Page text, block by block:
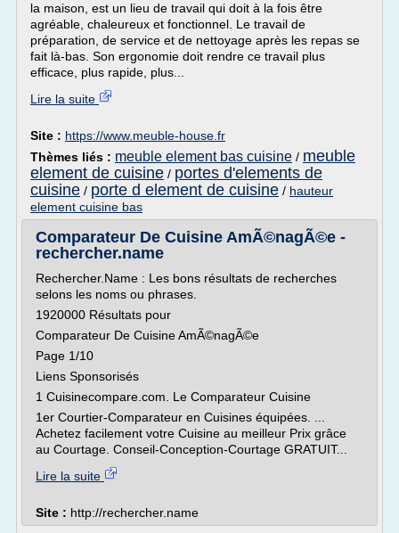
la maison, est un lieu de travail qui doit à la fois être
agréable, chaleureux et fonctionnel. Le travail de
préparation, de service et de nettoyage après les repas se
fait là-bas. Son ergonomie doit rendre ce travail plus
efficace, plus rapide, plus...
Lire la suite
Site : https://www.meuble-house.fr
Thèmes liés : meuble element bas cuisine / meuble
element de cuisine / portes d'elements de
cuisine / porte d element de cuisine / hauteur
element cuisine bas
Comparateur De Cuisine AmÃ©nagÃ©e -
rechercher.name
Rechercher.Name : Les bons résultats de recherches
selons les noms ou phrases.
1920000 Résultats pour
Comparateur De Cuisine AmÃ©nagÃ©e
Page 1/10
Liens Sponsorisés
1 Cuisinecompare.com. Le Comparateur Cuisine
1er Courtier-Comparateur en Cuisines équipées. ...
Achetez facilement votre Cuisine au meilleur Prix grâce
au Courtage. Conseil-Conception-Courtage GRATUIT...
Lire la suite
Site : http://rechercher.name